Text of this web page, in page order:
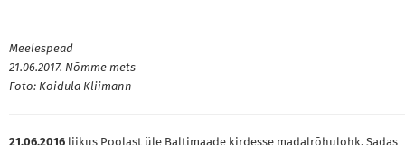
Meelespead
21.06.2017. Nõmme mets
Foto: Koidula Kliimann